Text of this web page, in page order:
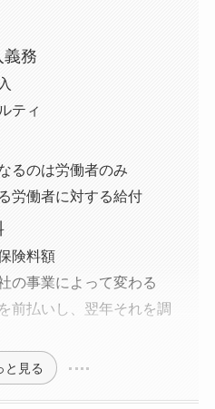
義務
ティ
るのは労働者のみ
労働者に対する給付
険料額
の事業によって変わる
前払いし、翌年それを調
と見る